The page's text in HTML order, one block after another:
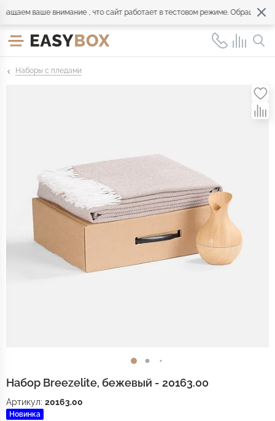
ваше внимание , что сайт работает в тестовом режиме. Обращайтесь
Наборы с пледами
Набор Breezelite, бежевый - 20163.00
Артикул: 20163.00
Новинка